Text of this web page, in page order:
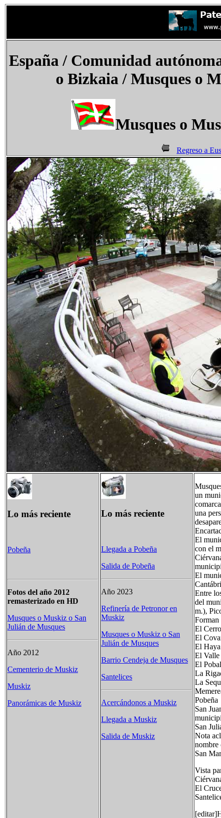
España/ Comunidad
o Bizkaia / Musques o
Musques o
Regreso a
Lo más reciente
Pobeña
Fotos del año 2012
remasterizado en HD
Musques o Muskiz o San
Julián de Musques
Año 2012
Cementerio de Muskiz
Muskiz
Panorámicas de Muskiz
Lo más reciente
Llegada a Pobeña
Salida de Pobeña
Año 2023
Refinería de Petronor en
Muskiz
Musques o Muskiz o San
Julián de Musques
Barrio Cendeja de Musques
Santelices
Acercándonos a Muskiz
Llegada a Muskiz
Salida de Muskiz
un
una
El
con el
El
Entre
del
m.),
El Cerro
El
El Haya
El Valle
El Pobal
La
La
Pobeña
San
San
Nota
nombre
San
Vista
El